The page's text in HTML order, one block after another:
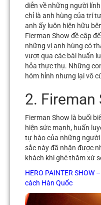
diễn về những người
chỉ là anh hùng của trí
anh ấy luôn hiện hữu
Fierman Show đề cập
những vị anh hùng có
vượt qua các bài huấn
hỏa thực thụ. Những
hóm hỉnh nhưng lại vô
2. Fireman
Fierman Show là buổi
hiện sức mạnh, huấn
tự hào của những
sắc này đã nhận được
khách khi ghé thăm xứ
HERO PAINTER SHOW
cách Hàn Quốc